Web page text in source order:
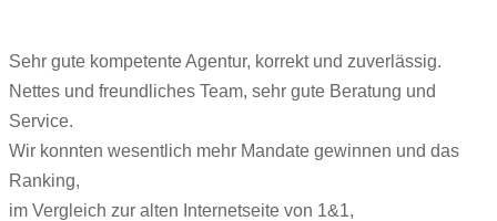
Sehr gute kompetente Agentur, korrekt und zuverlässig.
Nettes und freundliches Team, sehr gute Beratung und
Service.
Wir konnten wesentlich mehr Mandate gewinnen und das
Ranking,
im Vergleich zur alten Internetseite von 1&1,